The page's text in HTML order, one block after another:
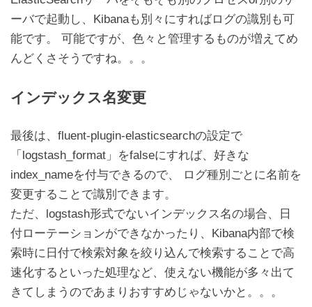
ーバで起動し、Kibanaも別々にすればログの識別も可
能です。 可能ですが、色々と管理するものが増えてめ
んどくさそうですね。。。
インデックス名変更
最後は、fluent-plugin-elasticsearchの設定で
「logstash_format」をfalseにすれば、好きな
index_nameを付与できるので、 ログ種別ごとに名前を
変更することで識別できます。
ただ、logstash形式でないインデックス名の場合、日
付ローテーションができなかったり、Kibana内部で検
索時に日付で検索対象を絞り込んで検索することで高
速化するといった処理など、使えない機能が多々出て
きてしまうのであまりおすすめじゃないかと。。。